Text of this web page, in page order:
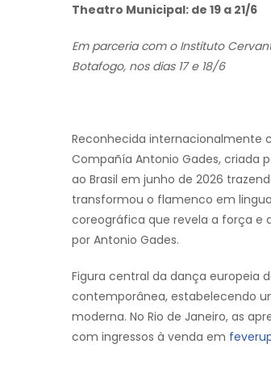
Theatro Municipal: de 19 a 21/6
Em parceria com o Instituto
Botafogo, nos dias 17 e 18/6
Reconhecida internacionalmente
Compañía Antonio Gades, criada
ao Brasil em junho de 2026
transformou o flamenco em
coreográfica que revela a força e
por Antonio Gades.
Figura central da dança europeia
contemporânea, estabelecendo
moderna. No Rio de Janeiro, as
com ingressos à venda em